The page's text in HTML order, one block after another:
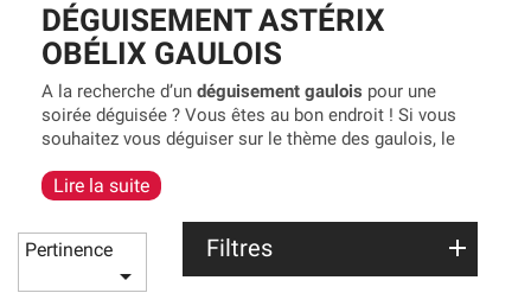
DÉGUISEMENT ASTÉRIX
OBÉLIX GAULOIS
A la recherche d’un déguisement gaulois pour une
soirée déguisée ? Vous êtes au bon endroit ! Si vous
souhaitez vous déguiser sur le thème des gaulois, le
évidemment, il faudra trouver quelqu’un pour vous
trouverez également Abraracourcix, Assurancetourix,
Cetautomatix, Ordralfabetix, Panoramix et Idéfix. Pour
les femmes, il existe aussi la tenue de la gauloise
Lire la suite
Pertinence

Filtres